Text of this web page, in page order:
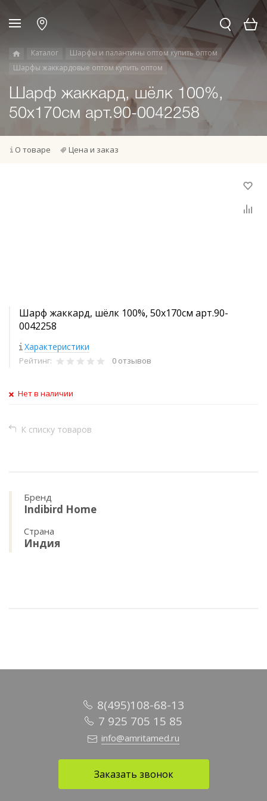
Каталог
Шарфы и палантины оптом купить оптом
Шарфы жаккардовые оптом купить оптом
Шарф жаккард, шёлк 100%,
50х170см арт.90-0042258
О товаре Цена и заказ
Шарф жаккард, шёлк 100%, 50х170см арт.90-
0042258
Характеристики
Рейтинг: 0 отзывов
Нет в наличии
К списку товаров
Бренд
Indibird Home
Страна
Индия
8(495)108-68-13
7 925 705 15 85
info@amritamed.ru
Заказать звонок